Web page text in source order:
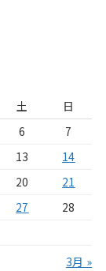
土
日
6
7
13
14
20
21
27
28
3月 »